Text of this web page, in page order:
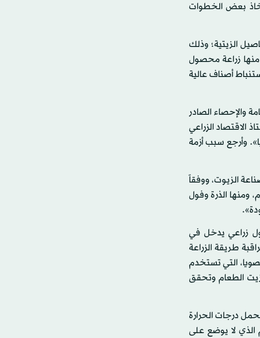
بعض الخطوات
الزيتية؛ وذلك
منها زراعة محصول
أصناف عالية
للتعبئة العامة والإحصاء الصادر
أستاذ الاقتصاد الزراعي
وأرجع سبب أزمة
الزيوت، ووفقاً
الذرة وفول
زراعي يدخل في
طريقة الزراعة
التي تستخدم
زيت الطعام وتحقق
درجات الحرارة
الذي لا يوضع على